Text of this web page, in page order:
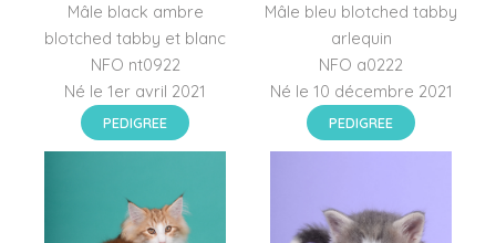
Mâle black ambre
blotched tabby et blanc
NFO nt0922
Né le 1er avril 2021
PEDIGREE
Mâle bleu blotched tabby
arlequin
NFO a0222
Né le 10 décembre 2021
PEDIGREE